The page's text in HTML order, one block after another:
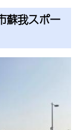
蘇我スポー